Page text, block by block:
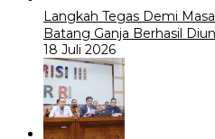
Langkah Tegas Demi
Batang Ganja Berhasil
18 Juli 2026